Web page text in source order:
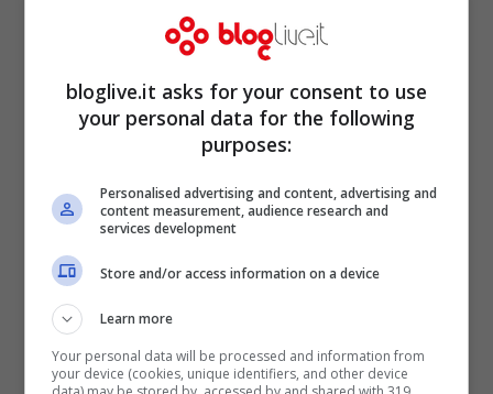
chiarezza, separa i parlanti, evidenzia
decisioni, rischi, scadenze. Poi organizza
tutto in cartelle e progetti, con tag
personalizzabili. Il risultato sono
strutturatiche si leggono in un minuto e si
applicano subito.
Esempi concreti: Vendite: dopo una
chiamata con il cliente, Plaud Team genera
un riassunto con obiettivi, obiezioni,
bloglive.it asks for your consent to use
your personal data for the following
purposes:
Personalised advertising and content, advertising and
content measurement, audience research and
services development
Store and/or access information on a device
Learn more
Your personal data will be processed and information from
your device (cookies, unique identifiers, and other device